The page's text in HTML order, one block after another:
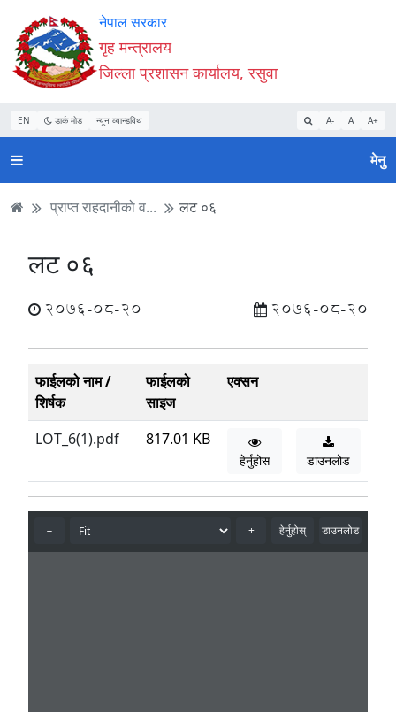
Accessibility
Mode
सुरु
गर्नुहोस्
सामाग्री
पढ्नुहाेस्
नेभिगेसन
पढ्नुहाेस्
वेबसाइट
खोजमा
जानुहोस्
नेपाल सरकार
गृह मन्त्रालय
जिल्ला प्रशासन कार्यालय, रसुवा
EN डार्क मोड न्यून व्यान्डविथ A- A A+
मेनु
प्राप्त राहदानीको व... लट ०६
लट ०६
2076-08-20 2076-08-20
फाईलको नाम /
शिर्षक
फाईलको
साइज
एक्सन
LOT_6(1).pdf 817.01 KB
हेर्नुहोस डाउनलोड